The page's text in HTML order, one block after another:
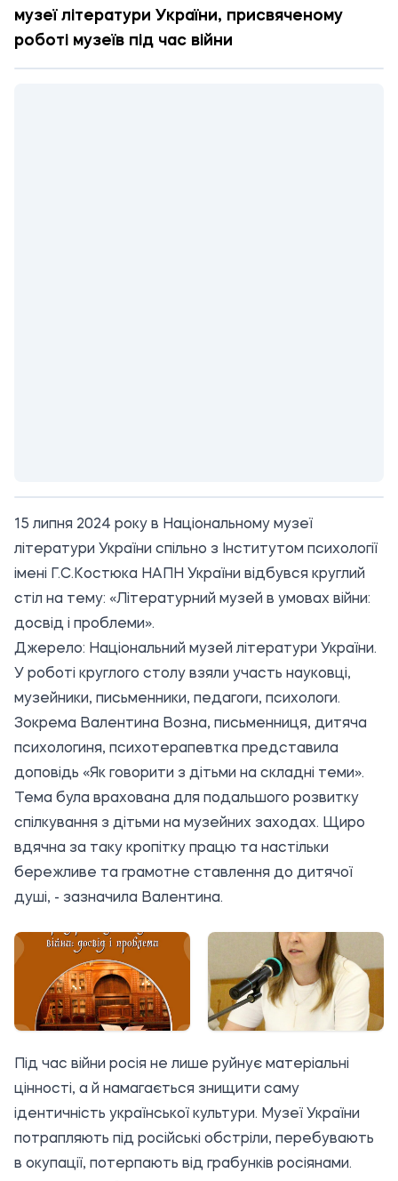
музеї літератури України, присвяченому
роботі музеїв під час війни
15 липня 2024 року в Національному музеї
літератури України спільно з Інститутом психології
імені Г.С.Костюка НАПН України відбувся круглий
стіл на тему: «Літературний музей в умовах війни:
досвід і проблеми».
Джерело: Національний музей літератури України.
У роботі круглого столу взяли участь науковці,
музейники, письменники, педагоги, психологи.
Зокрема Валентина Возна, письменниця, дитяча
психологиня, психотерапевтка представила
доповідь «Як говорити з дітьми на складні теми».
Тема була врахована для подальшого розвитку
спілкування з дітьми на музейних заходах. Щиро
вдячна за таку кропітку працю та настільки
бережливе та грамотне ставлення до дитячої
душі, - зазначила Валентина.
Під час війни росія не лише руйнує матеріальні
цінності, а й намагається знищити саму
ідентичність української культури. Музеї України
потрапляють під російські обстріли, перебувають
в окупації, потерпають від грабунків росіянами.